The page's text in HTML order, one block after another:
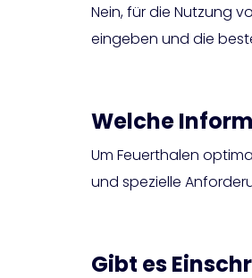
Nein, für die Nutzung
eingeben und die
Welche
Um Feuerthalen
und spezielle
Gibt es